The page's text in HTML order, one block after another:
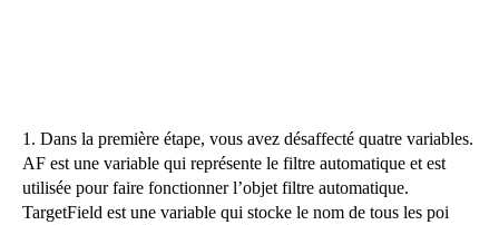
1. Dans la première étape, vous avez désaffecté quatre variables.
AF est une variable qui représente le filtre automatique et est
utilisée pour faire fonctionner l’objet filtre automatique.
TargetField est une variable qui stocke le nom de tous les poi